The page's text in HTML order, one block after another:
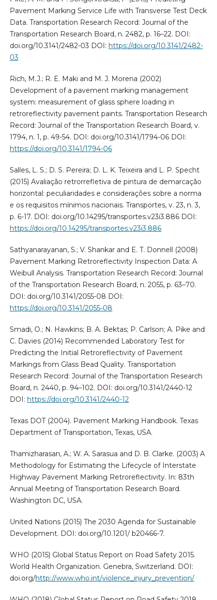
Pavement Marking Service Life with Transverse Test Deck
Data. Transportation Research Record: Journal of the
Transportation Research Board, n. 2482, p. 16–22. DOI:
doi.org/10.3141/2482-03 DOI: https://doi.org/10.3141/2482-
03
Rich, M.J.; R. E. Maki and M. J. Morena (2002)
Development of a pavement marking management
system: measurement of glass sphere loading in
retroreflectivity pavement paints. Transportation Research
Record: Journal of the Transportation Research Board, v.
1794, n. 1, p. 49-54. DOI: doi.org/10.3141/1794-06 DOI:
https://doi.org/10.3141/1794-06
Salles, L. S.; D. S. Pereira; D. L. K. Teixeira and L. P. Specht
(2015) Avaliação retrorrefletiva de pintura de demarcação
horizontal: peculiaridades e considerações sobre a norma
e os requisitos mínimos nacionais. Transportes, v. 23, n. 3,
p. 6-17. DOI: doi.org/10.14295/transportes.v23i3.886 DOI:
https://doi.org/10.14295/transportes.v23i3.886
Sathyanarayanan, S.; V. Shankar and E. T. Donnell (2008)
Pavement Marking Retroreflectivity Inspection Data: A
Weibull Analysis. Transportation Research Record: Journal
of the Transportation Research Board, n. 2055, p. 63–70.
DOI: doi.org/10.3141/2055-08 DOI:
https://doi.org/10.3141/2055-08
Smadi, O.; N. Hawkins; B. A. Bektas; P. Carlson; A. Pike and
C. Davies (2014) Recommended Laboratory Test for
Predicting the Initial Retroreflectivity of Pavement
Markings from Glass Bead Quality. Transportation
Research Record: Journal of the Transportation Research
Board, n. 2440, p. 94–102. DOI: doi.org/10.3141/2440-12
DOI: https://doi.org/10.3141/2440-12
Texas DOT (2004). Pavement Marking Handbook. Texas
Department of Transportation, Texas, USA.
Thamizharasan, A.; W. A. Sarasua and D. B. Clarke. (2003) A
Methodology for Estimating the Lifecycle of Interstate
Highway Pavement Marking Retroreflectivity. In: 83th
Annual Meeting of Transportation Research Board.
Washington DC, USA.
United Nations (2015) The 2030 Agenda for Sustainable
Development. DOI: doi.org/10.1201/ b20466-7.
WHO (2015) Global Status Report on Road Safety 2015.
World Health Organization. Genebra, Switzerland. DOI:
doi.org/http://www.who.int/violence_injury_prevention/